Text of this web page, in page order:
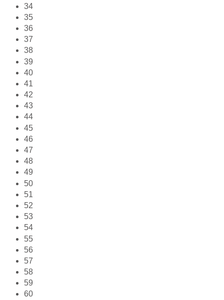
34
35
36
37
38
39
40
41
42
43
44
45
46
47
48
49
50
51
52
53
54
55
56
57
58
59
60